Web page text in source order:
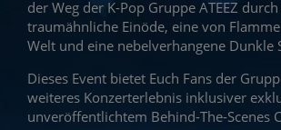
der Weg der K-Pop Gruppe ATEEZ
traumähnliche Einöde, eine von
Welt und eine nebelverhangene Dunkle
Dieses Event bietet Euch Fans der
weiteres Konzerterlebnis inklusiver
unveröffentlichtem Behind-The-Scenes